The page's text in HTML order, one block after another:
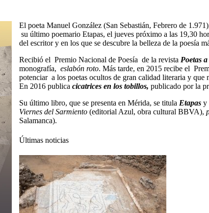
El poeta Manuel González (San Sebastián, Febrero de
su último poemario Etapas, el jueves próximo a las 19,30
del escritor y en los que se descubre la belleza de la poesía
Recibió el Premio Nacional de Poesía de la revista Poetas
monografía, eslabón roto. Más tarde, en 2015 recibe el
potenciar a los poetas ocultos de gran calidad literaria y
En 2016 publica cicatrices en los tobillos, publicado por la
Su último libro, que se presenta en Mérida, se titula Etapas y
Viernes del Sarmiento (editorial Azul, obra cultural BBVA),
Salamanca).
Últimas noticias